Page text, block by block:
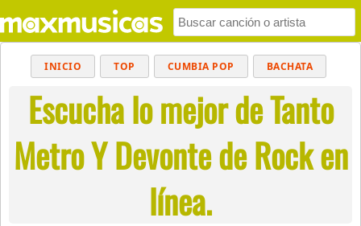
INICIO TOP CUMBIA POP BACHATA
MUSICA CRISTIANA REGGAETON
BALADAS ALTERNATIVO ELECTRÓNICA
CUMBIAS
Escucha lo mejor de Tanto
Metro Y Devonte de Rock en
línea.